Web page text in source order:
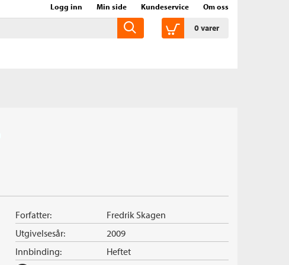
Logg inn Min side Kundeservice Om oss
0varer
Forfatter: Fredrik Skagen
Innbinding: Heftet
Utgivelsesår: 2009